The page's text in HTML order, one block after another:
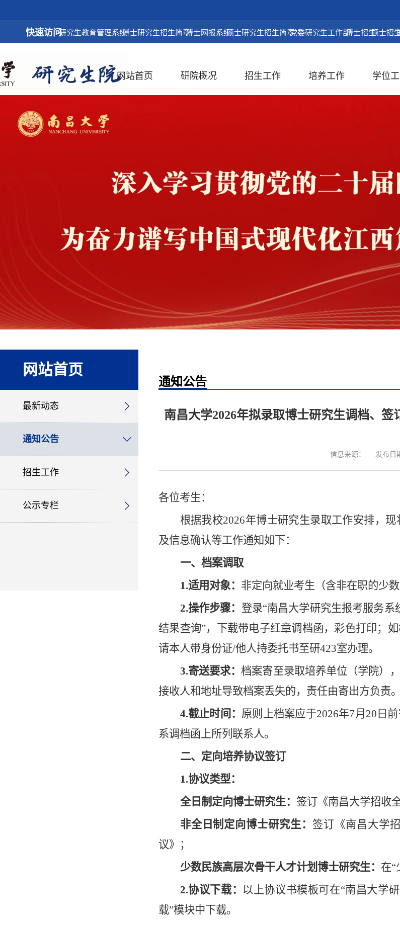
快速访问研究生教育管理系统博士研究生招生简章博士网报系统硕士研究生招生简章党委研究生工作部博士招生硕士招
网站首页 研院概况 招生工作 培养工作 学位
网站首页
最新动态
通知公告
招生工作
公示专栏
通知公告
南昌大学2026年拟录取博士研究生调档、
信息来源： 发布日
各位考生：
根据我校2026年博士研究生录取工作安排，
及信息确认等工作通知如下：
一、档案调取
1.适用对象： 非定向就业考生（含非在职的少
2.操作步骤： 登录“南昌大学研究生报考服务系
结果查询”， 下载带电子红章调档函，彩色打印；如
请本人带身份证/他人持委托书至研423室办理。
3.寄送要求：档案寄至录取培养单位（学院）
接收人和地址导致档案丢失的，责任由寄出方负责。
4.截止时间： 原则上档案应于2026年7月20日
系调档函上所列联系人。
二、定向培养协议签订
1.协议类型：
全日制定向博士研究生： 签订《南昌大学招收
非全日制 定向博士研究生： 签订《南昌大学
议》；
少数民族高层次骨干人才计划博士研究生： 在“
2.协议下载： 以上协议书模板可在“南昌大学
载”模块中下载。